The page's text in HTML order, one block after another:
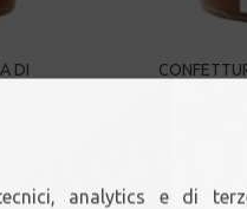
DI
analytics e di